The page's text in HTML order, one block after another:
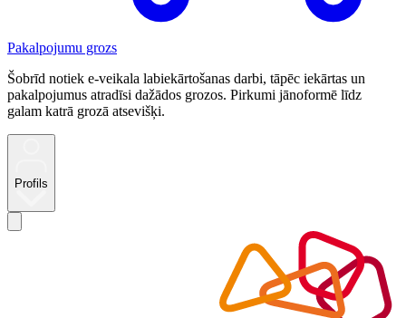
Pakalpojumu grozs
Šobrīd notiek e-veikala labiekārtošanas darbi, tāpēc iekārtas un
pakalpojumus atradīsi dažādos grozos. Pirkumi jānoformē līdz
galam katrā grozā atsevišķi.
Profils